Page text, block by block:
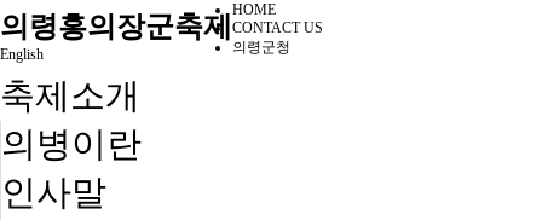
의령홍의장군축제
English
HOME
CONTACT US
의령군청
축제소개
의병이란
인사말